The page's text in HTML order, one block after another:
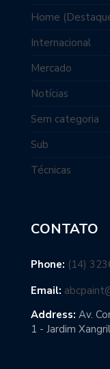
Home
Internacional
Mercado
Notícias
Sem categoria
Sub
Técnicas
CONTATO
Phone: (14)
Email:
Address: Av.
1 - Jardim